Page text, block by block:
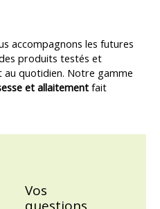
accompagnons les futures
produits testés et
quotidien. Notre gamme
et allaitement fait
Vos
questions,